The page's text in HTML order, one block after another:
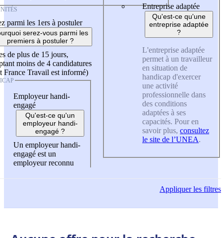
parmi les 1ers à postuler
serez-vous parmi les
premiers à postuler ?
de plus de 15 jours,
moins de 4 candidatures
France Travail est informé)
Employeur handi-
engagé
Qu'est-ce qu'un
employeur handi-
engagé ?
Un employeur handi-
engagé est un
employeur reconnu
Entreprise adaptée
Qu'est-ce qu'une
entreprise adaptée
?
L'entreprise adaptée
permet à un travailleur
en situation de
handicap d'exercer
une activité
professionnelle dans
des conditions
adaptées à ses
capacités. Pour en
savoir plus, consultez
le site de l’UNEA.
Appliquerles filtres